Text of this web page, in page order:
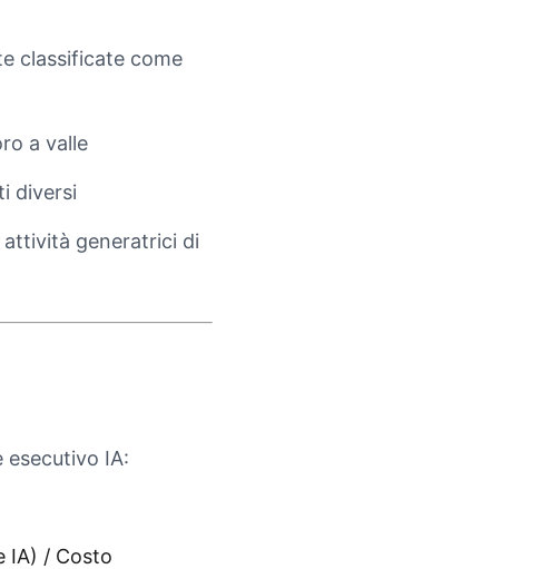
classificate come
a valle
diversi
generatrici di
esecutivo IA:
IA) / Costo